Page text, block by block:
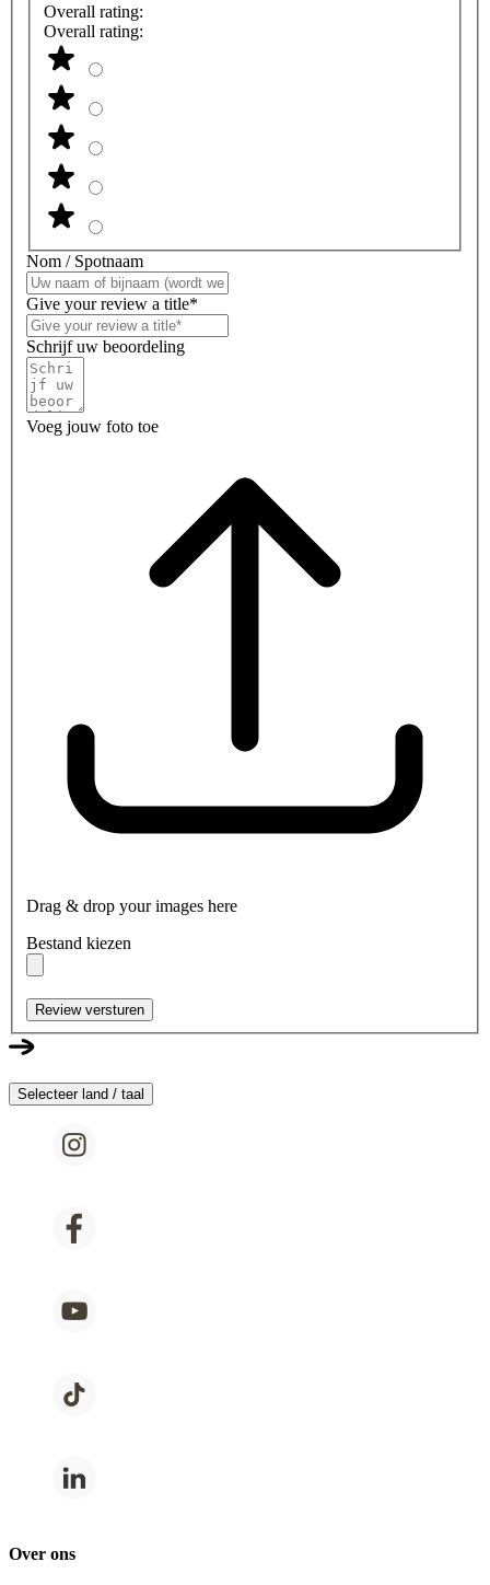
Overall rating:
Overall rating:
Nom / Spotnaam
Give your review a title*
Schrijf uw beoordeling
Voeg jouw foto toe
Drag & drop your images here
Bestand kiezen
Review versturen
Selecteer land / taal
Over ons